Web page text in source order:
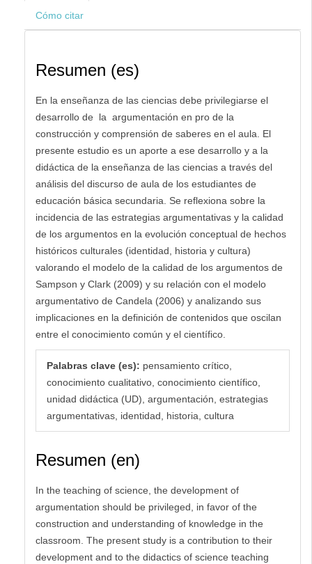
Cómo citar
Resumen (es)
En la enseñanza de las ciencias debe privilegiarse el
desarrollo de la argumentación en pro de la
construcción y comprensión de saberes en el aula. El
presente estudio es un aporte a ese desarrollo y a la
didáctica de la enseñanza de las ciencias a través del
análisis del discurso de aula de los estudiantes de
educación básica secundaria. Se reflexiona sobre la
incidencia de las estrategias argumentativas y la calidad
de los argumentos en la evolución conceptual de hechos
históricos culturales (identidad, historia y cultura)
valorando el modelo de la calidad de los argumentos de
Sampson y Clark (2009) y su relación con el modelo
argumentativo de Candela (2006) y analizando sus
implicaciones en la definición de contenidos que oscilan
entre el conocimiento común y el científico.
Palabras clave (es): pensamiento crítico,
conocimiento cualitativo, conocimiento científico,
unidad didáctica (UD), argumentación, estrategias
argumentativas, identidad, historia, cultura
Resumen (en)
In the teaching of science, the development of
argumentation should be privileged, in favor of the
construction and understanding of knowledge in the
classroom. The present study is a contribution to their
development and to the didactics of science teaching